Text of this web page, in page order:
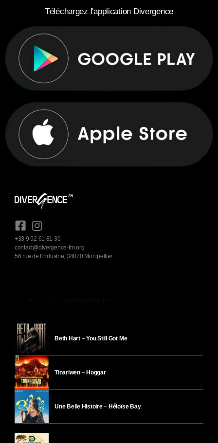
Téléchargez l'application Divergence
+33 9 52 61 81 36
contact@divergence-fm.org
56 rue de l'industrie, 34070 Montpellier
Beth Hart – You Still Got Me
Tinariwen – Hoggar
Une Belle Histoire – Héloïse Bay